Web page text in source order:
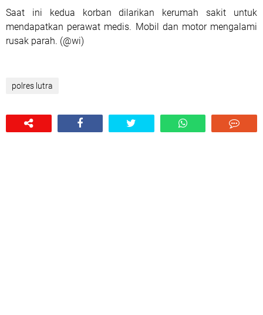
Saat ini kedua korban dilarikan kerumah sakit untuk
mendapatkan perawat medis. Mobil dan motor mengalami
rusak parah. (@wi)
polres lutra